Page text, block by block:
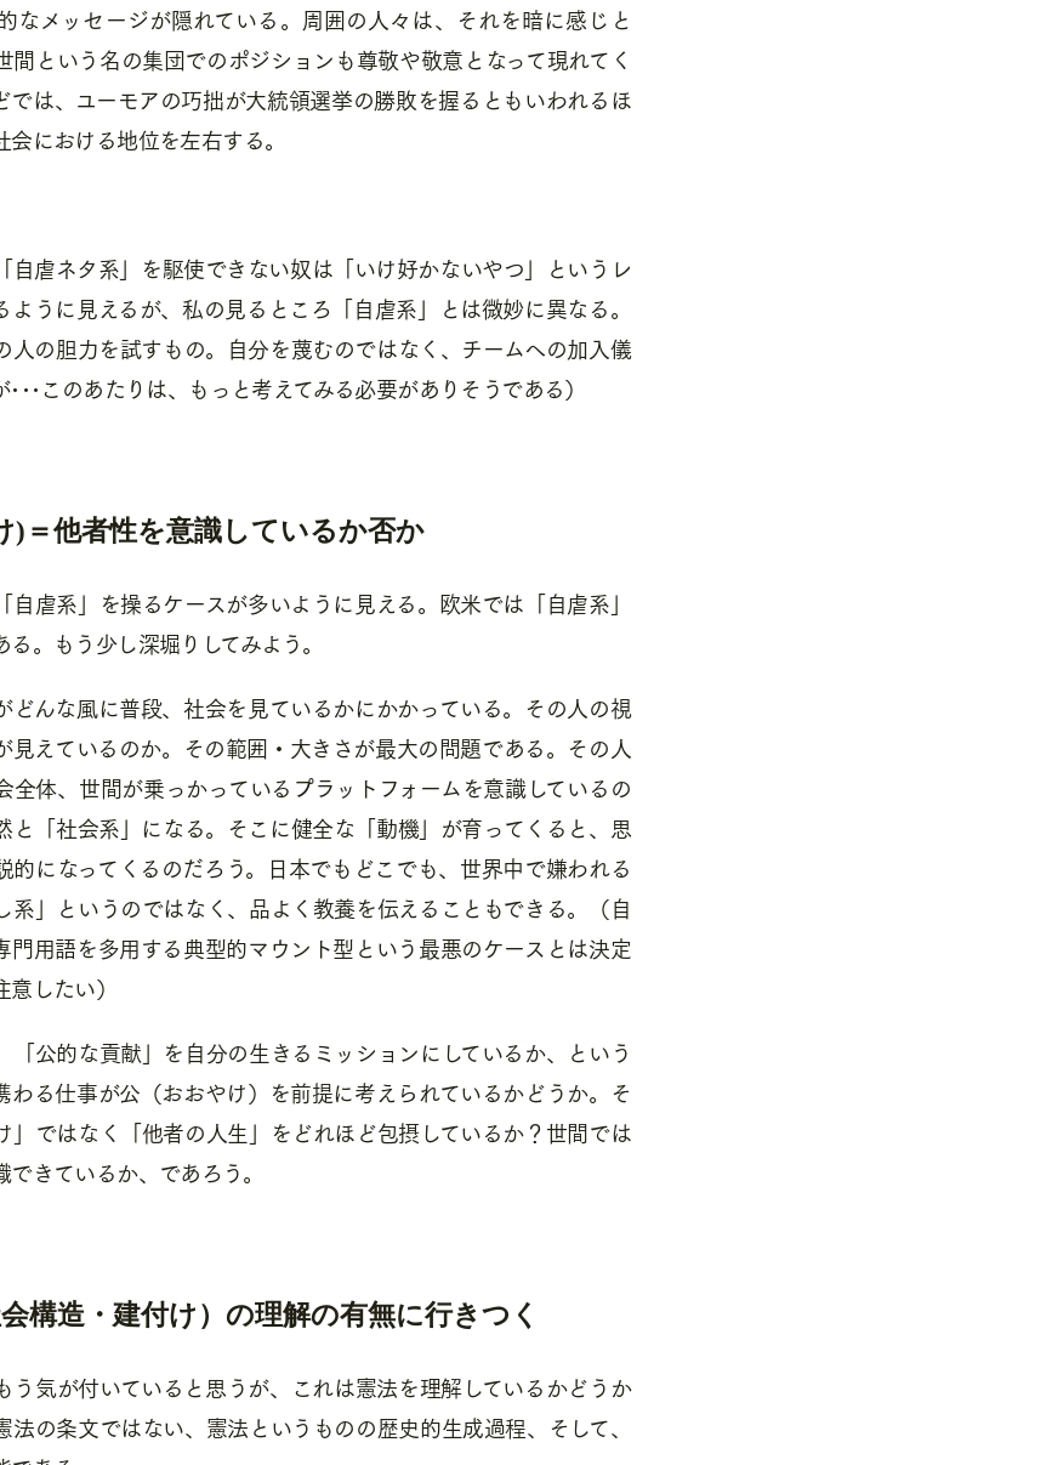
なメッセージが隠れている。周囲の人々は、それを暗に感じと
間という名の集団でのポジションも尊敬や敬意となって現れてく
では、ユーモアの巧拙が大統領選挙の勝敗を握るともいわれるほ
における地位を左右する。
自虐ネタ系」を駆使できない奴は「いけ好かないやつ」というレ
ように見えるが、私の見るところ「自虐系」とは微妙に異なる。
人の胆力を試すもの。自分を蔑むのではなく、チームへの加入儀
･･このあたりは、もっと考えてみる必要がありそうである）
)＝他者性を意識しているか否か
自虐系」を操るケースが多いように見える。欧米では「自虐系」
。もう少し深堀りしてみよう。
どんな風に普段、社会を見ているかにかかっている。その人の視
見えているのか。その範囲・大きさが最大の問題である。その人
全体、世間が乗っかっているプラットフォームを意識しているの
と「社会系」になる。そこに健全な「動機」が育ってくると、思
的になってくるのだろう。日本でもどこでも、世界中で嫌われる
系」というのではなく、品よく教養を伝えることもできる。（自
門用語を多用する典型的マウント型という最悪のケースとは決定
したい）
「公的な貢献」を自分の生きるミッションにしているか、という
わる仕事が公（おおやけ）を前提に考えられているかどうか。そ
」ではなく「他者の人生」をどれほど包摂しているか？世間では
きているか、であろう。
構造・建付け）の理解の有無に行きつく
う気が付いていると思うが、これは憲法を理解しているかどうか
法の条文ではない、憲法というものの歴史的生成過程、そして、